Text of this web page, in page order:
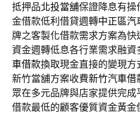
抵押品北投當舖保證降息有操
金借款低利借貸週轉中正區汽
牌之客製化借款需求方案為快
資金週轉低息各行業需求融
車借款換取現金直接的變現
新竹當舖方案收費新竹汽車借
眾在多元品牌與店家提供完成
借款最低的顧客優質資金黃金